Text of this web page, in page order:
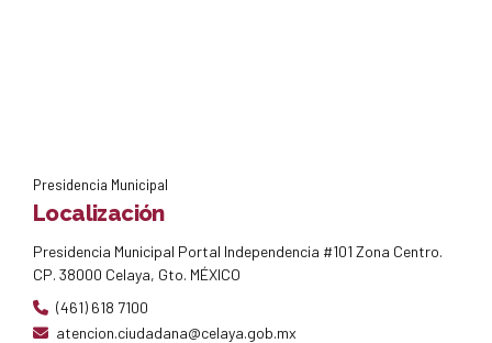
Presidencia Municipal
Localización
Presidencia Municipal Portal Independencia #101 Zona Centro.
CP. 38000 Celaya, Gto. MÉXICO
(461) 618 7100
atencion.ciudadana@celaya.gob.mx